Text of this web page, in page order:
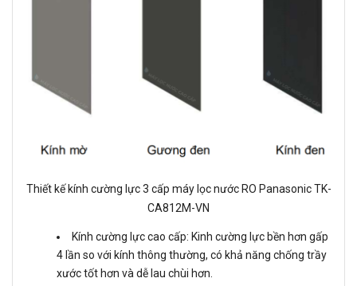
Thiết kế kính cường lực 3 cấp máy lọc nước RO Panasonic TK-
CA812M-VN
Kính cường lực cao cấp: Kinh cường lực bền hơn gấp
4 lần so với kính thông thường, có khả năng chống trầy
xước tốt hơn và dễ lau chùi hơn.